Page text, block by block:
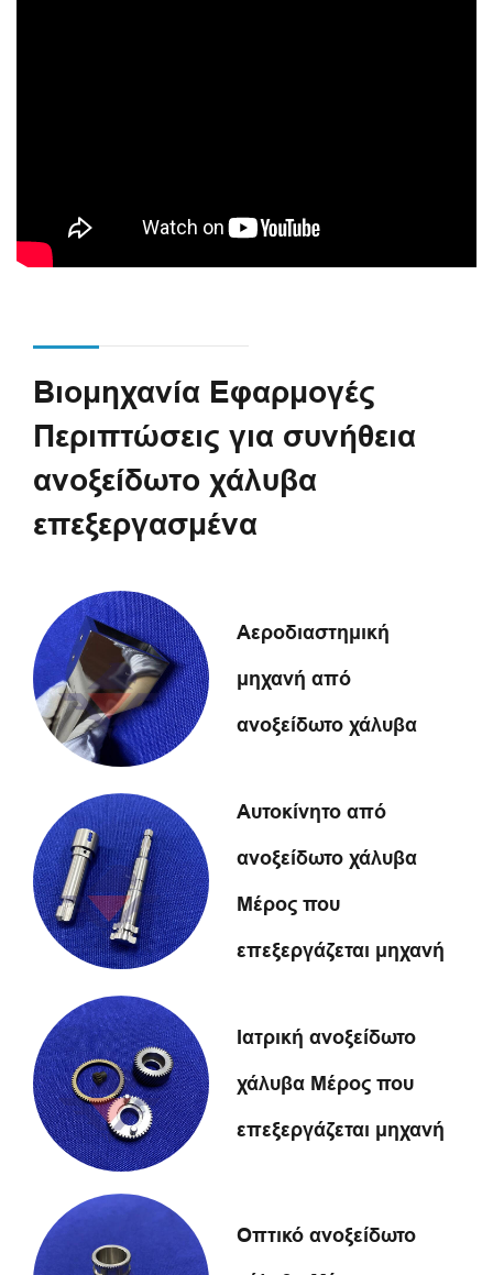
Βιομηχανία Εφαρμογές
Περιπτώσεις για συνήθεια
ανοξείδωτο χάλυβα
επεξεργασμένα
Αεροδιαστημική
μηχανή από
ανοξείδωτο χάλυβα
Αυτοκίνητο από
ανοξείδωτο χάλυβα
Μέρος που
επεξεργάζεται μηχανή
Ιατρική ανοξείδωτο
χάλυβα Μέρος που
επεξεργάζεται μηχανή
Οπτικό ανοξείδωτο